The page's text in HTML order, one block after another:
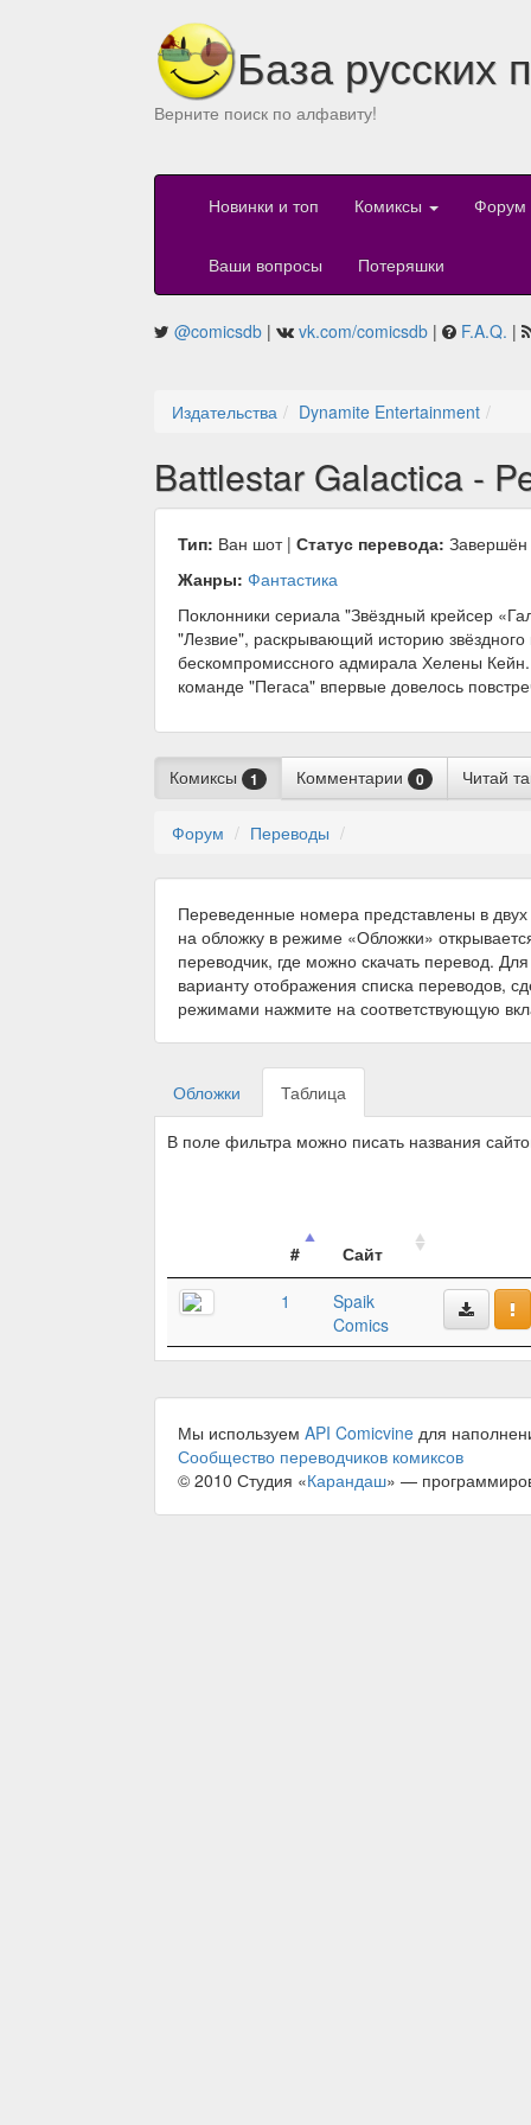
База русских
Верните поиск по алфавиту!
Новинки и топ Комиксы Форум
Ваши вопросы Потеряшки
@comicsdb | vk.com/comicsdb | F.A.Q. |
Издательства Dynamite Entertainment
Battlestar Galactica -
Тип: Ван шот | Статус перевода:
Жанры: Фантастика
Поклонники сериала "Звёздный крейсер
"Лезвие", раскрывающий историю
бескомпромиссного адмирала Хелены
команде "Пегаса" впервые довелось
Комиксы 1 Комментарии 0 Читай
Форум Переводы
Переведенные номера представлены в
на обложку в режиме «Обложки»
переводчик, где можно скачать перевод.
варианту отображения списка переводов,
режимами нажмите на соответствующую
Обложки Таблица
В поле фильтра можно писать названия
#
Сайт
1
Spaik
Comics
Мы используем API Comicvine для
Сообщество переводчиков комиксов
© 2010 Студия «Карандаш» —